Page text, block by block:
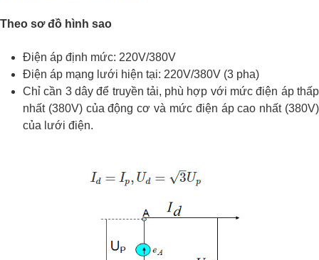
Theo sơ đồ hình sao
Điện áp định mức: 220V/380V
Điện áp mạng lưới hiện tại: 220V/380V (3 pha)
Chỉ cần 3 dây để truyền tải, phù hợp với mức điện áp thấp
nhất (380V) của động cơ và mức điện áp cao nhất (380V)
của lưới điện.